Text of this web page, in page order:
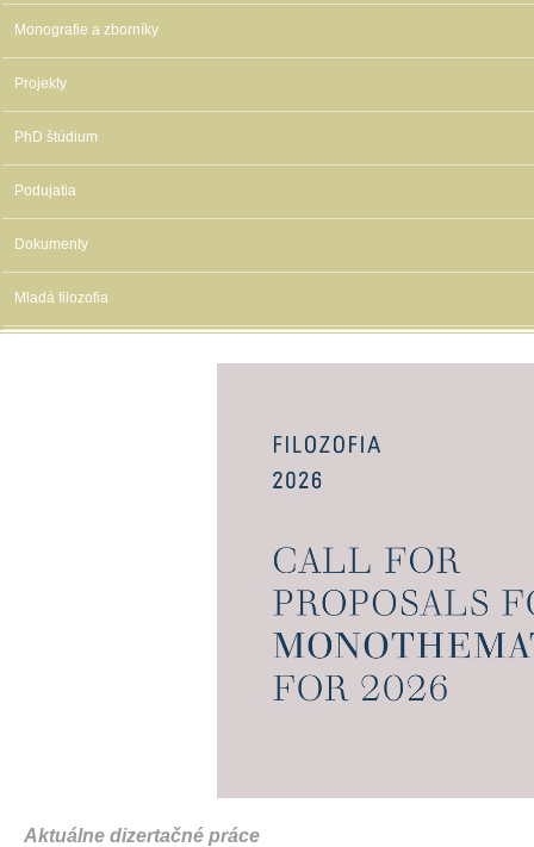
Monografie a zborníky
Projekty
PhD štúdium
Podujatia
Dokumenty
Mladá filozofia
Aktuálne dizertačné práce